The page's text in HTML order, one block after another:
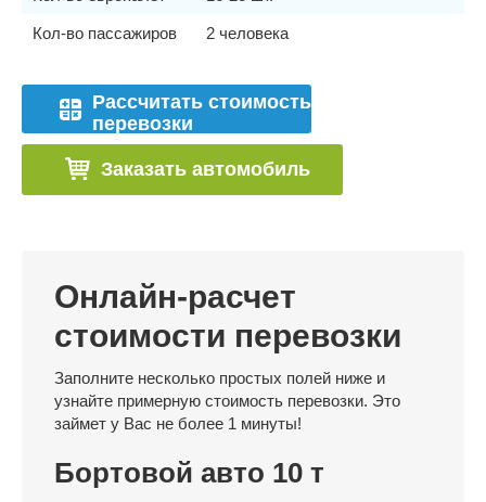
Кол-во пассажиров 2 человека
Рассчитать стоимость
перевозки
Заказать автомобиль
Онлайн-расчет
стоимости перевозки
Заполните несколько простых полей ниже и
узнайте примерную стоимость перевозки. Это
займет у Вас не более 1 минуты!
Бортовой авто 10 т